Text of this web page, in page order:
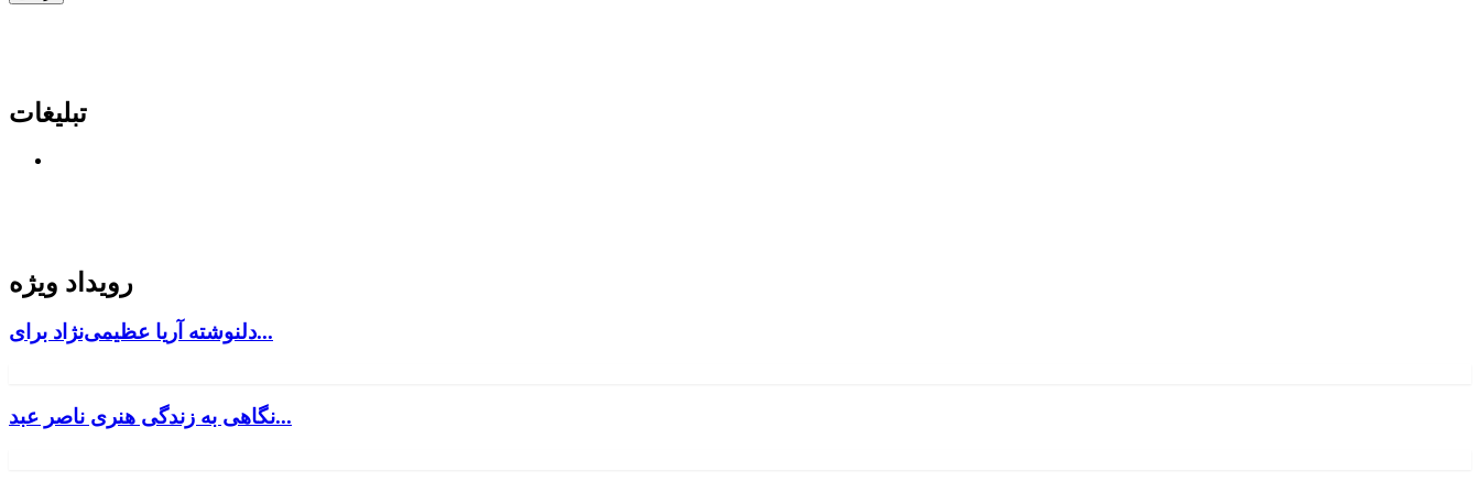
تبلیغات
رویداد ویژه
دلنوشته آریا عظیمی‌نژاد برای...
نگاهی به زندگی هنری ناصر عبد...